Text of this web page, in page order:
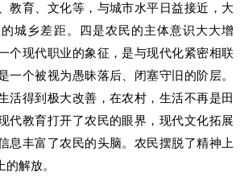
教育、文化等，与城市水平日益接近，大
城乡差距。四是农民的主体意识大大增
个现代职业的象征，是与现代化紧密相联
一个被视为愚昧落后、闭塞守旧的阶层。
活得到极大改善，在农村，生活不再是田
代教育打开了农民的眼界，现代文化拓展
息丰富了农民的头脑。农民摆脱了精神上
解放。